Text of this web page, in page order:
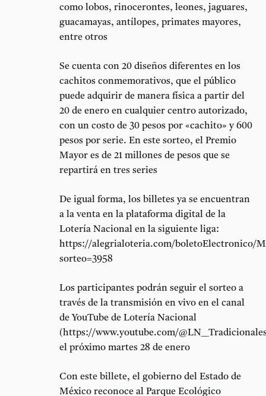
como lobos, rinocerontes, leones, jaguares,
guacamayas, antílopes, primates mayores,
entre otros
Se cuenta con 20 diseños diferentes en los
cachitos conmemorativos, que el público
puede adquirir de manera física a partir del
20 de enero en cualquier centro autorizado,
con un costo de 30 pesos por «cachito» y 600
pesos por serie. En este sorteo, el Premio
Mayor es de 21 millones de pesos que se
repartirá en tres series
De igual forma, los billetes ya se encuentran
a la venta en la plataforma digital de la
Lotería Nacional en la siguiente liga:
https://alegrialoteria.com/boletoElectronico/
sorteo=3958
Los participantes podrán seguir el sorteo a
través de la transmisión en vivo en el canal
de YouTube de Lotería Nacional
(https://www.youtube.com/
el próximo martes 28 de enero
Con este billete, el gobierno del Estado de
México reconoce al Parque Ecológico